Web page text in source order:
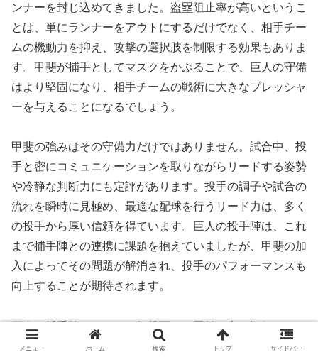
ンナーを封じ込めてきました。盗塁阻止率が高いというこ
とは、単にランナーをアウトにするだけでなく、相手チー
ムの機動力を抑え、攻撃の選択肢を制限する効果もありま
す。甲斐が捕手としてマスクをかぶることで、巨人の守備
はより堅固になり、相手チームの戦術に大きなプレッシャ
ーを与えることになるでしょう。
甲斐の強みはその守備力だけではありません。試合中、投
手と密にコミュニケーションを取りながらリードする姿勢
や冷静な判断力にも定評があります。投手の調子や試合の
流れを瞬時に見極め、最適な配球を行うリード力は、多く
の投手から厚い信頼を得ています。巨人の投手陣は、これ
まで捕手陣との連携に課題を抱えていましたが、甲斐の加
入によってその問題が解消され、投手のパフォーマンスも
向上することが期待されます。
巨人の捕手陣はこれまで打撃面での貢献が主に評価されて
きました。特に正捕手候補の一人である大城卓三は打撃力
メニュー ホーム 検索 トップ サイドバー